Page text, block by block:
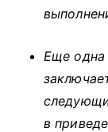
Еще одна
в